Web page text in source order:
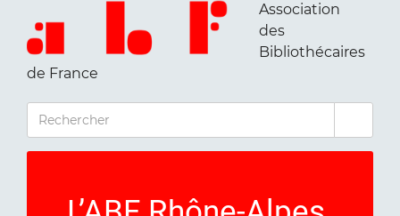
Association
des
Bibliothécaires
de France
RECHERCHER